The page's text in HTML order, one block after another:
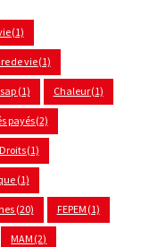
(1)
de vie(1)
(1) Chaleur(1)
payés(2)
Droits(1)
(1)
(20) FEPEM (1)
MAM (2)